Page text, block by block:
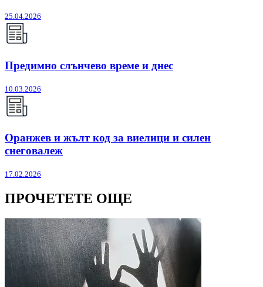
25.04.2026
Предимно слънчево време и днес
10.03.2026
Оранжев и жълт код за виелици и силен
снеговалеж
17.02.2026
ПРОЧЕТЕТЕ ОЩЕ